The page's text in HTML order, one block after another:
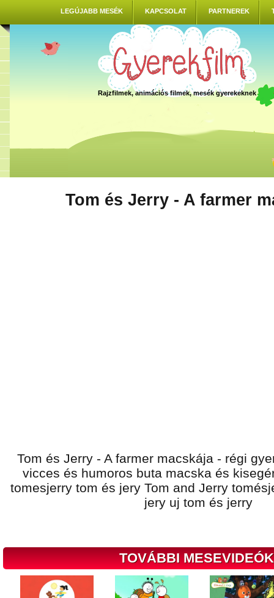
LEGÚJABB MESÉK KAPCSOLAT PARTNEREK
Rajzfilmek, animációs filmek, mesék gyerekeknek
Tom és Jerry - A farmer
Tom és Jerry - A farmer macskája - régi
vicces és humoros buta macska és
tomesjerry tom és jery Tom and Jerry
jery uj tom és jerry
TOVÁBBI